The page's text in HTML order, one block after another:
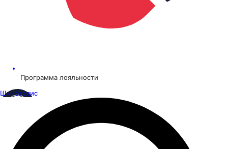
Программа лояльности
Шинсервис